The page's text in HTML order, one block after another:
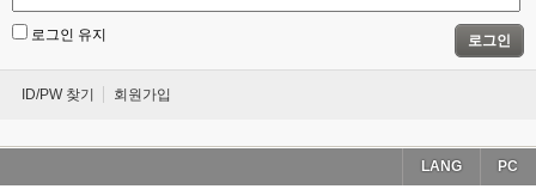
로그인 유지 로그인
ID/PW 찾기 회원가입
PC
LANG